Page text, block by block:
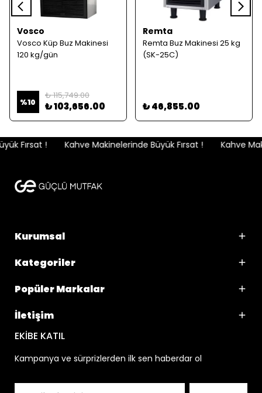
Vosco
Vosco Küp Buz Makinesi
120 kg/gün
%10
₺ 115,749.00
₺ 103,656.00
Remta
Remta Buz Makinesi 25 kg
(SK-25C)
₺ 46,855.00
Fırsat ! Kahve Makinelerinde Büyük Fırsat ! Kahve
Kurumsal
Kategoriler
Popüler Markalar
İletişim
EKİBE KATIL
Kampanya ve sürprizlerden ilk sen haberdar ol